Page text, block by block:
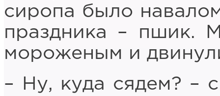
сиропа было
праздника – пшик.
мороженым и
– Ну, куда сядем? –